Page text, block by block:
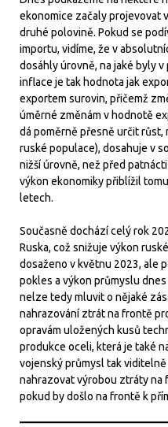
ekonomice začaly projevovat
druhé polovině. Pokud se
importu, vidíme, že v
dosáhly úrovně, na jaké byly
inflace je tak hodnota jak
exportem surovin, přičemž
úměrné změnám v hodnotě
dá poměrně přesně určit růst,
ruské populace), dosahuje v
nižší úrovně, než před
výkon ekonomiky přiblížil
letech.
Současně dochází celý rok
Ruska, což snižuje výkon
dosaženo v květnu 2023, ale
pokles a výkon průmyslu
nelze tedy mluvit o nějaké
nahrazování ztrát na frontě
opravám uložených kusů
produkce oceli, která je také
vojenský průmysl tak
nahrazovat výrobou ztráty na
pokud by došlo na frontě k